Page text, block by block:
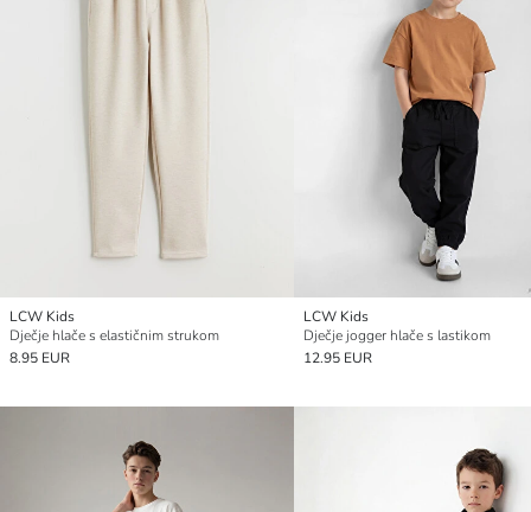
LCW Kids
Dječje hlače s elastičnim strukom
8.95 EUR
LCW Kids
Dječje jogger hlače s lastikom
12.95 EUR